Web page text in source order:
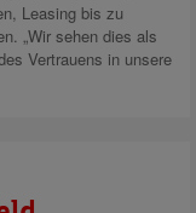
Leasing bis zu
„Wir sehen dies als
Vertrauens in unsere